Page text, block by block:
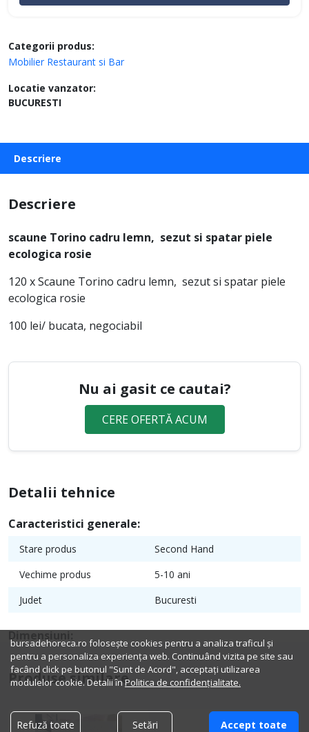
Categorii produs:
Mobilier Restaurant si Bar
Locatie vanzator:
BUCURESTI
Descriere
Descriere
scaune Torino cadru lemn, sezut si spatar piele
ecologica rosie
120 x Scaune Torino cadru lemn, sezut si spatar piele
ecologica rosie
100 lei/ bucata, negociabil
Nu ai gasit ce cautai?
CERE OFERTĂ ACUM
Detalii tehnice
Caracteristici generale:
Stare produs
Second Hand
Vechime produs
5-10 ani
Judet
Bucuresti
Produse similare
bursadehoreca.ro folosește cookies pentru a analiza traficul și
pentru a personaliza experiența web. Continuând vizita pe site sau
facând click pe butonul "Sunt de Acord", acceptați utilizarea
modulelor cookie. Detalii în Politica de confidențialitate.
Refuză toate Setări Accept toate